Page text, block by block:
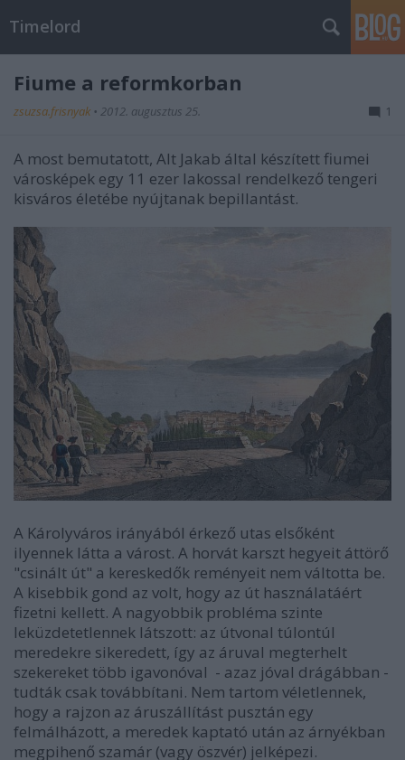
Timelord
Fiume a reformkorban
zsuzsa.frisnyak • 2012. augusztus 25. 1
A most bemutatott, Alt Jakab által készített fiumei
városképek egy 11 ezer lakossal rendelkező tengeri
kisváros életébe nyújtanak bepillantást.
A Károlyváros irányából érkező utas elsőként
ilyennek látta a várost. A horvát karszt hegyeit áttörő
"csinált út" a kereskedők reményeit nem váltotta be.
A kisebbik gond az volt, hogy az út használatáért
fizetni kellett. A nagyobbik probléma szinte
leküzdetetlennek látszott: az útvonal túlontúl
meredekre sikeredett, így az áruval megterhelt
szekereket több igavonóval - azaz jóval drágábban -
tudták csak továbbítani. Nem tartom véletlennek,
hogy a rajzon az áruszállítást pusztán egy
felmálházott, a meredek kaptató után az árnyékban
megpihenő szamár (vagy öszvér) jelképezi.